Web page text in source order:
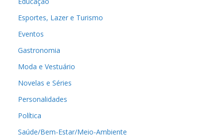
Esportes, Lazer e Turismo
Eventos
Gastronomia
Moda e Vestuário
Novelas e Séries
Personalidades
Política
Saúde/Bem-Estar/Meio-Ambiente